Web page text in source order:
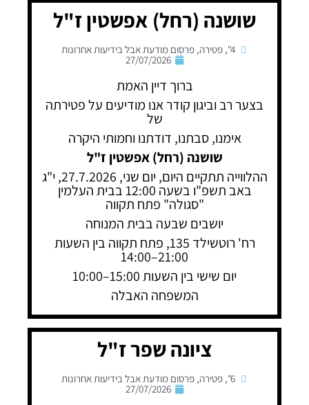
שושנה (רחל) אפשטין ז"ל
4"
,פטירה,פרסום מודעת אבל בידיעות אחרונות
27/07/2026
ברוך דיין האמת
בצער רב וביגון קודר אנו מודיעים על פטירתה
של
אימנו, סבתנו, דודתנו וחמותי היקרה
שושנה (רחל) אפשטין ז"ל
ההלווייה תתקיים היום, יום שני, 27.7.2026, י"ג
באב תשפ"ו בשעה 12:00 בבית העלמין
"סגולה" פתח תקווה
יושבים שבעה בבית המנוחה
רח' רוטשילד 135, פתח תקווה בין השעות
21:00–14:00
יום שישי בין השעות 15:00–10:00
המשפחה האבלה
ציונה שפר ז"ל
6"
,פטירה,פרסום מודעת אבל בידיעות אחרונות
27/07/2026